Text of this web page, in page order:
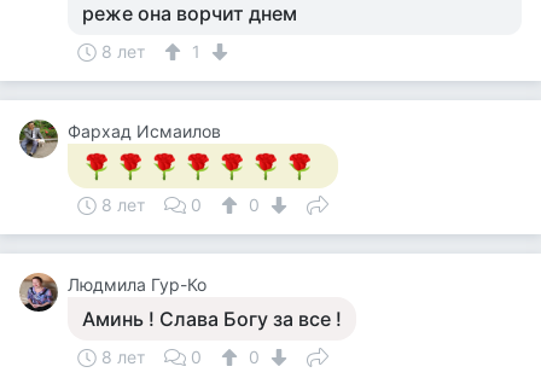
реже она ворчит днем
8 лет 1
Фархад Исмаилов
8 лет 0 0
Людмила Гур-Ко
Аминь ! Слава Богу за все !
8 лет 0 0